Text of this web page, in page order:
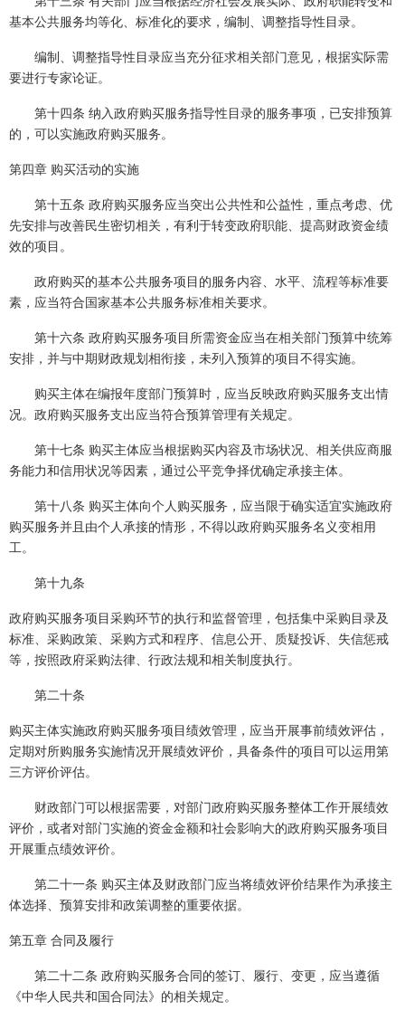
基本公共服务均等化、标准化的要求，编制、调整指导性目录。
编制、调整指导性目录应当充分征求相关部门意见，根据实际需
要进行专家论证。
第十四条 纳入政府购买服务指导性目录的服务事项，已安排预算
的，可以实施政府购买服务。
第四章 购买活动的实施
第十五条 政府购买服务应当突出公共性和公益性，重点考虑、优
先安排与改善民生密切相关，有利于转变政府职能、提高财政资金绩
效的项目。
政府购买的基本公共服务项目的服务内容、水平、流程等标准要
素，应当符合国家基本公共服务标准相关要求。
第十六条 政府购买服务项目所需资金应当在相关部门预算中统筹
安排，并与中期财政规划相衔接，未列入预算的项目不得实施。
购买主体在编报年度部门预算时，应当反映政府购买服务支出情
况。政府购买服务支出应当符合预算管理有关规定。
第十七条 购买主体应当根据购买内容及市场状况、相关供应商服
务能力和信用状况等因素，通过公平竞争择优确定承接主体。
第十八条 购买主体向个人购买服务，应当限于确实适宜实施政府
购买服务并且由个人承接的情形，不得以政府购买服务名义变相用
工。
第十九条
政府购买服务项目采购环节的执行和监督管理，包括集中采购目录及
标准、采购政策、采购方式和程序、信息公开、质疑投诉、失信惩戒
等，按照政府采购法律、行政法规和相关制度执行。
第二十条
购买主体实施政府购买服务项目绩效管理，应当开展事前绩效评估，
定期对所购服务实施情况开展绩效评价，具备条件的项目可以运用第
三方评价评估。
财政部门可以根据需要，对部门政府购买服务整体工作开展绩效
评价，或者对部门实施的资金金额和社会影响大的政府购买服务项目
开展重点绩效评价。
第二十一条 购买主体及财政部门应当将绩效评价结果作为承接主
体选择、预算安排和政策调整的重要依据。
第五章 合同及履行
第二十二条 政府购买服务合同的签订、履行、变更，应当遵循
《中华人民共和国合同法》的相关规定。